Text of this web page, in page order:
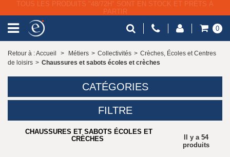
LIVRAISON GRATUITE À PARTIR DE 79€ HT
0
Retour à : Accueil > Métiers > Collectivités > Crèches, Écoles et Centres
de loisirs > Chaussures et sabots écoles et crèches
CATÉGORIES
FILTRE
CHAUSSURES ET SABOTS ÉCOLES ET
CRÈCHES
Il y a 54
produits